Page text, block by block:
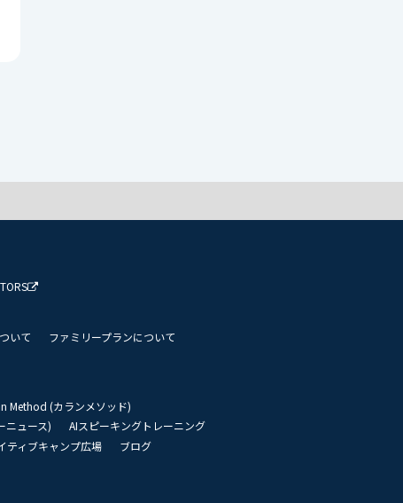
いて
ファミリープランについて
Method (カランメソッド)
ニュース)
AIスピーキングトレーニング
ティブキャンプ広場
ブログ